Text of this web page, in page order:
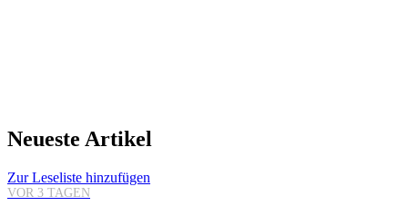
Neueste Artikel
Zur Leseliste hinzufügen
VOR 3 TAGEN